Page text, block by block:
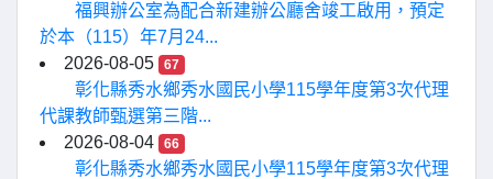
福興辦公室為配合新建辦公廳舍竣工啟用，預定
於本（115）年7月24...
2026-08-05
67
彰化縣秀水鄉秀水國民小學115學年度第3次代理
代課教師甄選第三階...
2026-08-04
66
彰化縣秀水鄉秀水國民小學115學年度第3次代理